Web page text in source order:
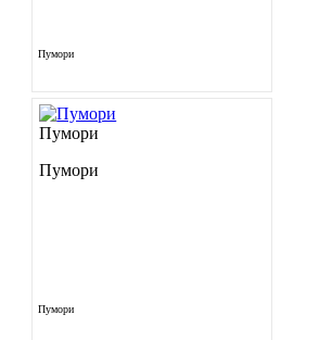
Пумори
Пумори
Пумори
Пумори